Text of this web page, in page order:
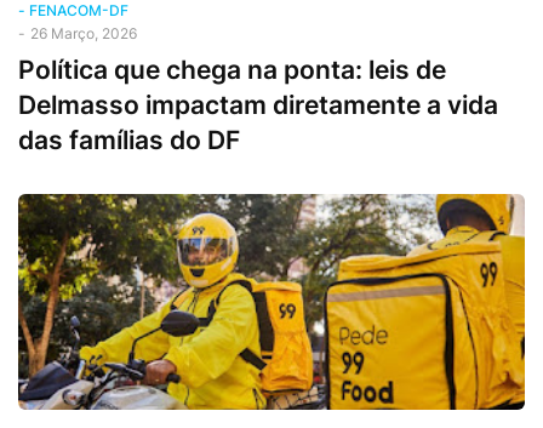
- FENACOM-DF
- 26 Março, 2026
Política que chega na ponta: leis de
Delmasso impactam diretamente a vida
das famílias do DF